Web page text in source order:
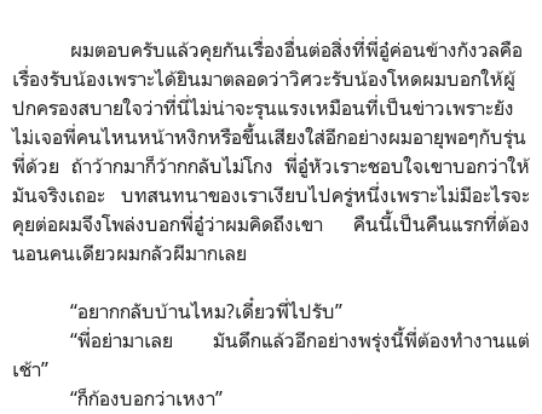
ผมตอบครับแล้วคุยกันเรื่องอื่นต่อสิ่งที่พี่อู๋ค่อนข้างกังวลคือ
เรื่องรับน้องเพราะได้ยินมาตลอดว่าวิศวะรับน้องโหดผมบอกให้ผู้
ปกครองสบายใจว่าที่นี่ไม่น่าจะรุนแรงเหมือนที่เป็นข่าวเพราะยัง
ไม่เจอพี่คนไหนหน้าหงิกหรือขึ้นเสียงใส่อีกอย่างผมอายุพอๆกับรุ่น
พี่ด้วย ถ้าว้ากมาก็ว้ากกลับไม่โกง พี่อู๋หัวเราะชอบใจเขาบอกว่าให้
มันจริงเถอะ บทสนทนาของเราเงียบไปครู่หนึ่งเพราะไม่มีอะไรจะ
คุยต่อผมจึงโพล่งบอกพี่อู๋ว่าผมคิดถึงเขา คืนนี้เป็นคืนแรกที่ต้อง
นอนคนเดียวผมกลัวผีมากเลย
“อยากกลับบ้านไหม?เดี๋ยวพี่ไปรับ”
“พี่อย่ามาเลย มันดึกแล้วอีกอย่างพรุ่งนี้พี่ต้องทำงานแต่
เช้า”
“ก็ก้องบอกว่าเหงา”